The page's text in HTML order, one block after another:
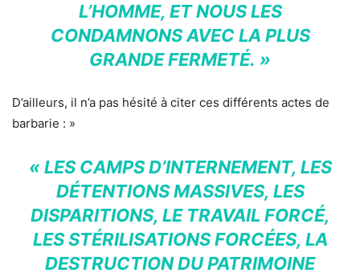
L’HOMME, ET NOUS LES
CONDAMNONS AVEC LA PLUS
GRANDE FERMETÉ. »
D’ailleurs, il n’a pas hésité à citer ces différents actes de
barbarie : »
« LES CAMPS D’INTERNEMENT, LES
DÉTENTIONS MASSIVES, LES
DISPARITIONS, LE TRAVAIL FORCÉ,
LES STÉRILISATIONS FORCÉES, LA
DESTRUCTION DU PATRIMOINE